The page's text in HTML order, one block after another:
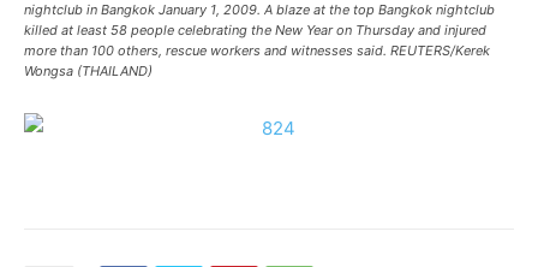
nightclub in Bangkok January 1, 2009. A blaze at the top Bangkok nightclub
killed at least 58 people celebrating the New Year on Thursday and injured
more than 100 others, rescue workers and witnesses said. REUTERS/Kerek
Wongsa (THAILAND)